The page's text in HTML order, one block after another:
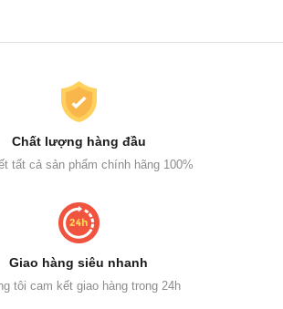
Chất lượng hàng đầu
tất cả sản phẩm chính hãng 100%
Giao hàng siêu nhanh
tôi cam kết giao hàng trong 24h